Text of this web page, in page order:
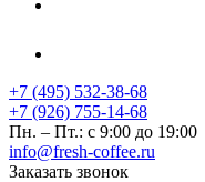
+7 (495) 532-38-68
+7 (926) 755-14-68
Пн. – Пт.: с 9:00 до 19:00
info@fresh-coffee.ru
Заказать звонок